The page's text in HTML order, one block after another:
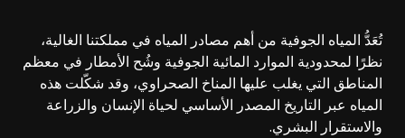
تُعَدُّ المياه الجوفية من أهم مصادر المياه في مملكتنا الغالية،
نظرًا لمحدودية الموارد المائية الجوفية وشُح الأمطار في معظم
المناطق التي يغلب عليها المناخ الصحراوي، وقد شكّلت هذه
المياه عبر التاريخ المصدر الأساسي لحياة الإنسان والزراعة
والاستقرار البشري.